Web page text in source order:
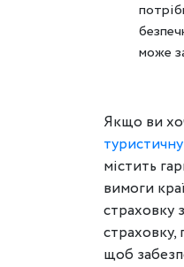
може
Якщо ви
містить
вимоги
страховку
страховку,
щоб